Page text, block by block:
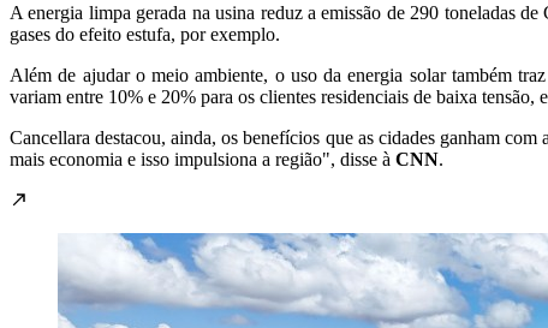
A energia limpa gerada na usina reduz a emissão de 290 toneladas
gases do efeito estufa, por exemplo.
Além de ajudar o meio ambiente, o uso da energia solar também
variam entre 10% e 20% para os clientes residenciais de baixa
Cancellara destacou, ainda, os benefícios que as cidades ganham
mais economia e isso impulsiona a região", disse à CNN.